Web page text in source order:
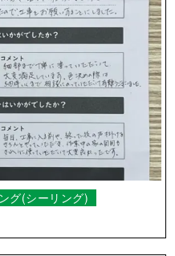
グ(シーリング)